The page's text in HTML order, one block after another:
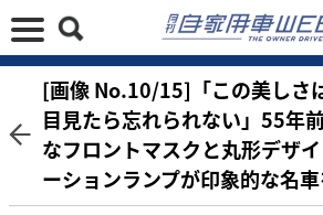
[画像 No.10/15]「この美しさ
目見たら忘れられない」55年
なフロントマスクと丸形デザ
ーションランプが印象的な名車